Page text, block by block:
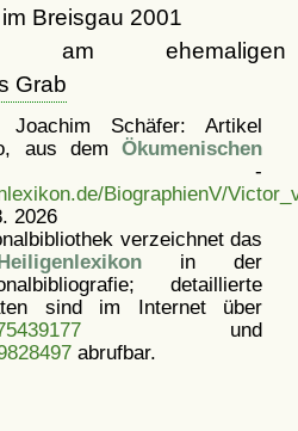
Breisgau 2001
am ehemaligen
Grab
Joachim Schäfer: Artikel
aus dem Ökumenischen
BiographienV/
2026
verzeichnet das
in der
detaillierte
sind im Internet über
und
abrufbar.